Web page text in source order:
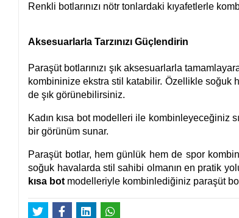
Renkli botlarınızı nötr tonlardaki kıyafetlerle
Aksesuarlarla Tarzınızı Güçlendirin
Paraşüt botlarınızı şık aksesuarlarla
kombininize ekstra stil katabilir. Özellikle soğuk
de şık görünebilirsiniz.
Kadın kısa bot modelleri ile kombinleyeceğiniz
bir görünüm sunar.
Paraşüt botlar, hem günlük hem de spor
soğuk havalarda stil sahibi olmanın en pratik
kısa bot modelleriyle kombinlediğiniz paraşüt